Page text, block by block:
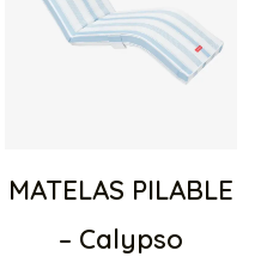
MATELAS PILABLE
– Calypso